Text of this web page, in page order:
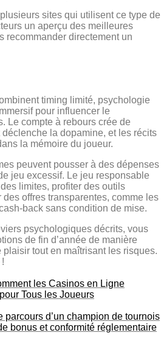
sites qui utilisent ce type de
un aperçu des meilleures
recommander directement un
timing limité, psychologie
pour influencer le
Le compte à rebours crée de
déclenche la dopamine, et les récits
la mémoire du joueur.
peuvent pousser à des dépenses
jeu excessif. Le jeu responsable
limites, profiter des outils
des offres transparentes, comme les
sans condition de mise.
psychologiques décrits, vous
de fin d’année de manière
tout en maîtrisant les risques.
les Casinos en Ligne
Tous les Joueurs
parcours d’un champion de tournois
bonus et conformité réglementaire